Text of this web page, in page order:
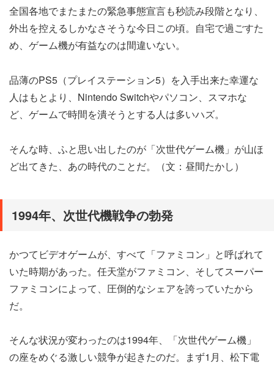
全国各地でまたまたの緊急事態宣言も秒読み段階となり、
外出を控えるしかなさそうな今日この頃。自宅で過ごすた
め、ゲーム機が有益なのは間違いない。
品薄のPS5（プレイステーション5）を入手出来た幸運な
人はもとより、Nintendo Switchやパソコン、スマホな
ど、ゲームで時間を潰そうとする人は多いハズ。
そんな時、ふと思い出したのが「次世代ゲーム機」が山ほ
ど出てきた、あの時代のことだ。（文：昼間たかし）
1994年、次世代機戦争の勃発
かつてビデオゲームが、すべて「ファミコン」と呼ばれて
いた時期があった。任天堂がファミコン、そしてスーパー
ファミコンによって、圧倒的なシェアを誇っていたから
だ。
そんな状況が変わったのは1994年、「次世代ゲーム機」
の座をめぐる激しい競争が起きたのだ。まず1月、松下電